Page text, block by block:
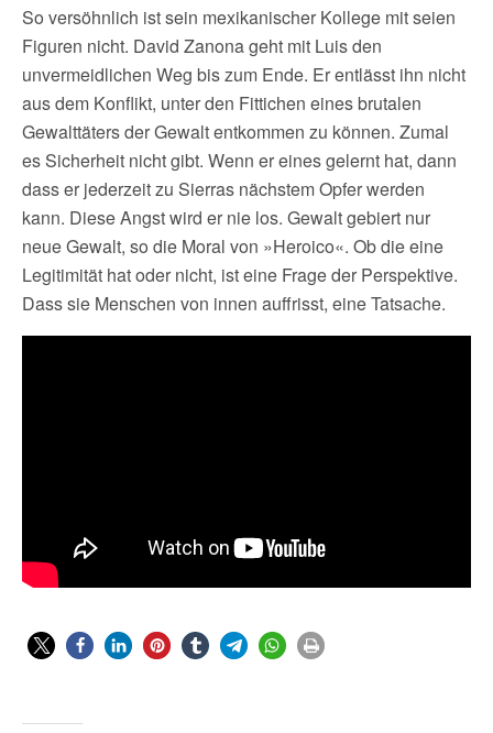
So versöhnlich ist sein mexikanischer Kollege mit seien
Figuren nicht. David Zanona geht mit Luis den
unvermeidlichen Weg bis zum Ende. Er entlässt ihn nicht
aus dem Konflikt, unter den Fittichen eines brutalen
Gewalttäters der Gewalt entkommen zu können. Zumal
es Sicherheit nicht gibt. Wenn er eines gelernt hat, dann
dass er jederzeit zu Sierras nächstem Opfer werden
kann. Diese Angst wird er nie los. Gewalt gebiert nur
neue Gewalt, so die Moral von »Heroico«. Ob die eine
Legitimität hat oder nicht, ist eine Frage der Perspektive.
Dass sie Menschen von innen auffrisst, eine Tatsache.